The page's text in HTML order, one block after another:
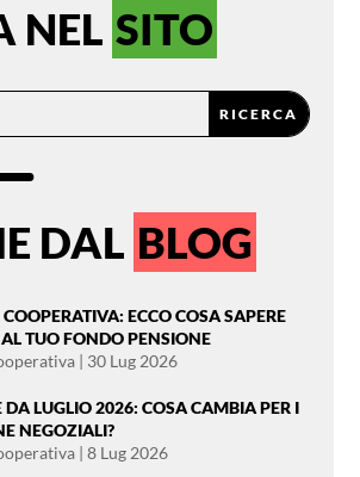
NEL SITO
DAL BLOG
ECCO COSA SAPERE
AL TUO FONDO PENSIONE
| 30 Lug 2026
DA LUGLIO 2026: COSA CAMBIA PER I
NEGOZIALI?
|8 Lug 2026